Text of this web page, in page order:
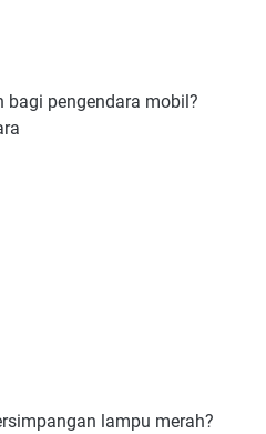
pengendara mobil?
lampu merah?